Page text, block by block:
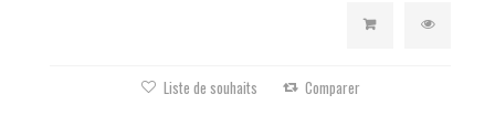
Liste de souhaits Comparer